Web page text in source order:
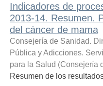
Indicadores de
2013-14. Resumen.
del cáncer de mama
Consejería de Sanidad.
Pública y Adicciones.
para la Salud (Consejería
Resumen de los